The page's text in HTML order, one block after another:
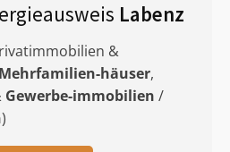
Labenz
&
Mehrfamilien-häuser,
Gewerbe-immobilien /
)